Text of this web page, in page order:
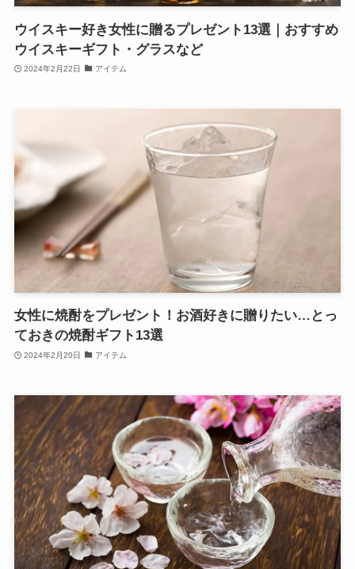
ウイスキー好き女性に贈るプレゼント13選｜おすすめ
ウイスキーギフト・グラスなど
2024年2月22日 アイテム
女性に焼酎をプレゼント！お酒好きに贈りたい…とっ
ておきの焼酎ギフト13選
2024年2月20日 アイテム